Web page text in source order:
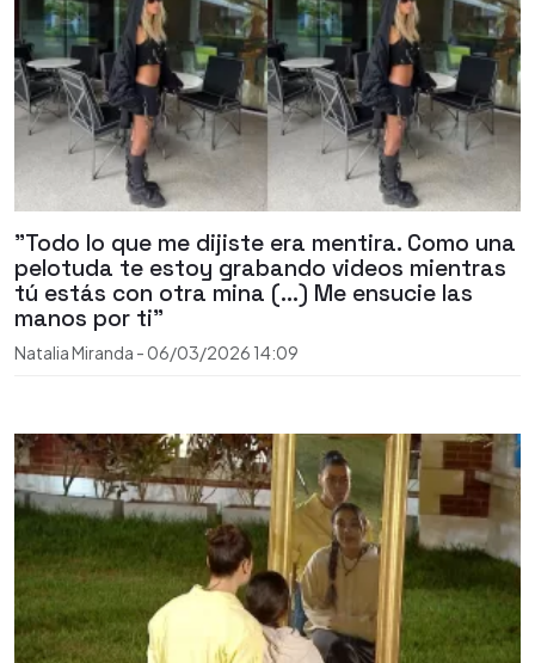
"Todo lo que me dijiste era mentira. Como una
pelotuda te estoy grabando videos mientras
tú estás con otra mina (...) Me ensucie las
manos por ti"
Natalia Miranda - 06/03/2026 14:09